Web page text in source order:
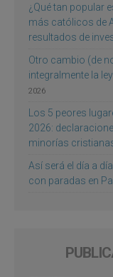
¿Qué tan popular
más católicos de
resultados de
Otro cambio (de
integralmente la
2026
Los 5 peores
2026:
minorías
Así será el día a
con paradas en